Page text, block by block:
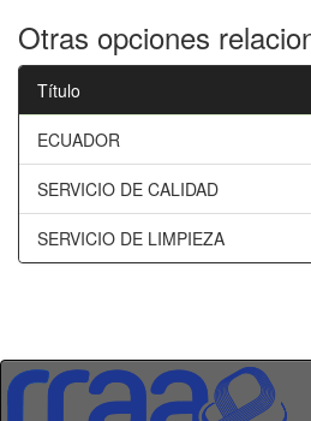
Otras opciones
Título
ECUADOR
SERVICIO DE CALIDAD
SERVICIO DE LIMPIEZA